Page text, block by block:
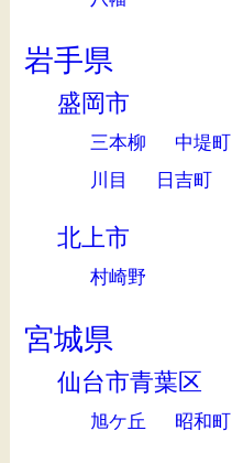
岩手県
盛岡市
三本柳 中堤町
川目
日吉町
北上市
村崎野
宮城県
仙台市青葉区
旭ケ丘 昭和町